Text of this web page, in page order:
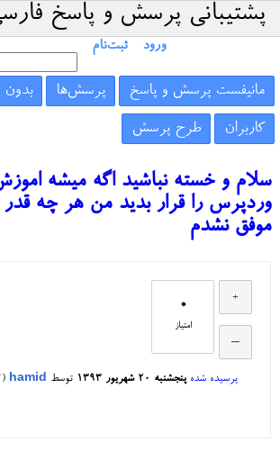
پشتیبانی پرسش و پاسخ
ورود ثبت‌نام
مانیفست پرسش و پاسخ پرسش‌ها بدون
کاربران طرح پرسش
سلام و خسته نباشید اگه میشه
وردپرس را قرار بدید من هر چه
موفق نشدم
0
امتیاز
پرسیده شده پنجشنبه ۲۰ شهریور ۱۳۹۳ توسط hamid
(